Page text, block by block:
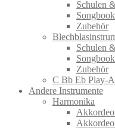
Schulen
Zubehör
Schulen
Zubehör
C Bb Eb Play-
Andere Instrumente
Harmonika